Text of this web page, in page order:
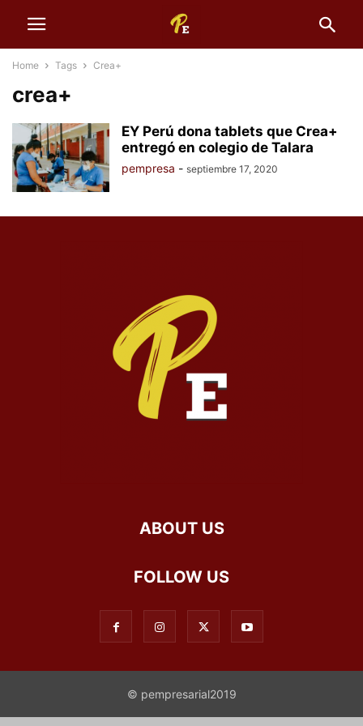
Home Tags Crea+
crea+
EY Perú dona tablets que Crea+
entregó en colegio de Talara
pempresa - septiembre 17, 2020
ABOUT US
FOLLOW US
© pempresarial2019